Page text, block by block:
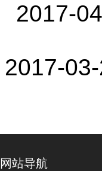
2017-
2017-
网站导航